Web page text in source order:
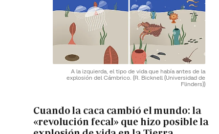
A la izquierda, el tipo de vida que había antes de la
explosión del Cámbrico. (R. Bicknell (Universidad de
Flinders))
Cuando la caca cambió el mundo: la
«revolución fecal» que hizo posible la